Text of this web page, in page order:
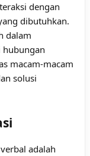
dengan
dibutuhkan.
dalam
hubungan
macam-macam
solusi
adalah